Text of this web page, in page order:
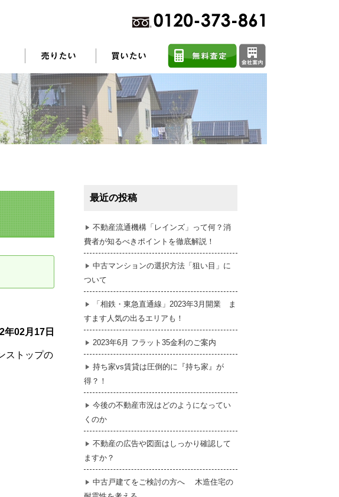
客様の声 不動産売却に関するよくある質問
功のコツ 任意売却
売買契約のご締結
の税金
関するよくある質問
介で実現する豊かな暮らし はじめての物件探し
年02月17日
ストップの
最近の投稿
不動産流通機構「レインズ」って何？消
費者が知るべきポイントを徹底解説！
中古マンションの選択方法「狙い目」に
ついて
「相鉄・東急直通線」2023年3月開業 ま
すます人気の出るエリアも！
2023年6月 フラット35金利のご案内
持ち家vs賃貸は圧倒的に『持ち家』が
得？！
今後の不動産市況はどのようになってい
くのか
不動産の広告や図面はしっかり確認して
ますか？
中古戸建てをご検討の方へ 木造住宅の